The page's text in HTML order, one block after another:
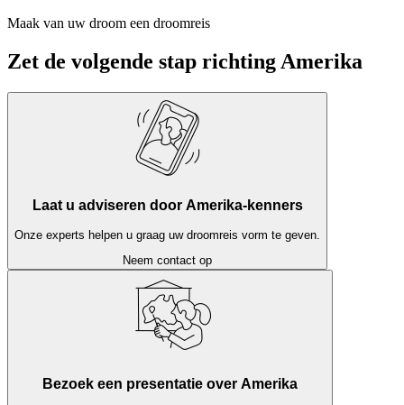
Maak van uw droom een droomreis
Zet de volgende stap richting Amerika
Laat u adviseren door Amerika-kenners
Onze experts helpen u graag uw droomreis vorm te geven.
Neem contact op
Bezoek een presentatie over Amerika